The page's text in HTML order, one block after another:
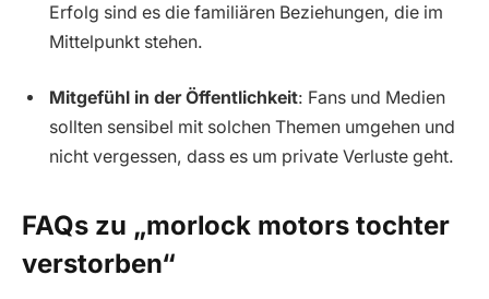
Erfolg sind es die familiären Beziehungen, die im
Mittelpunkt stehen.
Mitgefühl in der Öffentlichkeit: Fans und Medien
sollten sensibel mit solchen Themen umgehen und
nicht vergessen, dass es um private Verluste geht.
FAQs zu „morlock motors tochter
verstorben“